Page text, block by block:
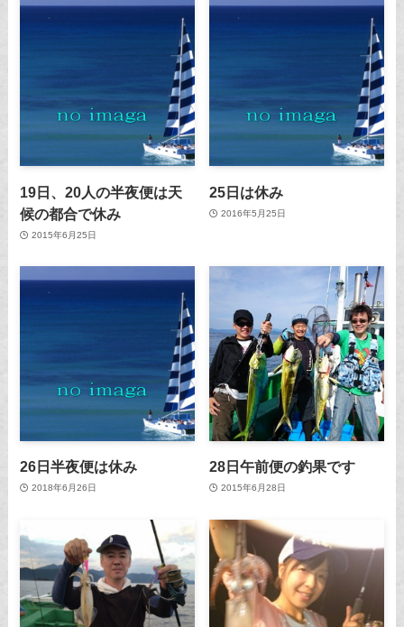
19日、20人の半夜便は天
候の都合で休み
2015年6月25日
25日は休み
2016年5月25日
26日半夜便は休み
2018年6月26日
28日午前便の釣果です
2015年6月28日